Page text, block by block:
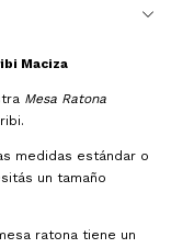
Maciza
Mesa Ratona
medidas estándar o
un tamaño
ratona tiene un